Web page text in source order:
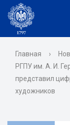
Главная ›
РГПУ им. А. И.
представил
художников